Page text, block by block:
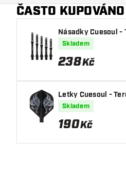
ČASTO
Násadky Cuesoul -
Skladem
238Kč
Letky Cuesoul -
Skladem
190Kč